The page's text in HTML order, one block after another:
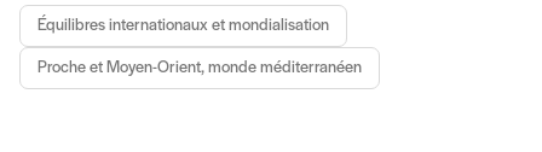
Équilibres internationaux et mondialisation
Proche et Moyen-Orient, monde méditerranéen